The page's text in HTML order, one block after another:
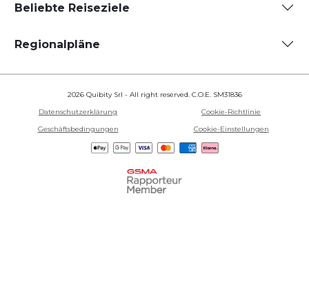
Beliebte Reiseziele
Regionalpläne
2026 Quibity Srl - All right reserved. C.O.E. SM31836
Datenschutzerklärung
Cookie-Richtlinie
Geschäftsbedingungen
Cookie-Einstellungen